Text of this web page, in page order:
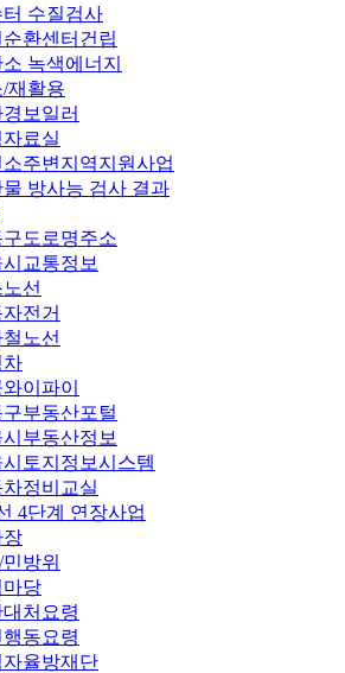
터 수질검사
순환센터건립
녹색에너지
재활용
보일러
료실
소주변지역지원사업
물 방사능 검사 결과
구도로명주소
교통정보
선
전거
노선
차
이파이
구부동산포털
부동산정보
토지정보시스템
정비교실
4단계 연장사업
장
방위
마당
처요령
동요령
자율방재단